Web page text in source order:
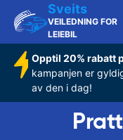
Sveits
VEILEDNING FOR
LEIEBIL
Opptil 20% rabatt
kampanjen er
av den i dag!